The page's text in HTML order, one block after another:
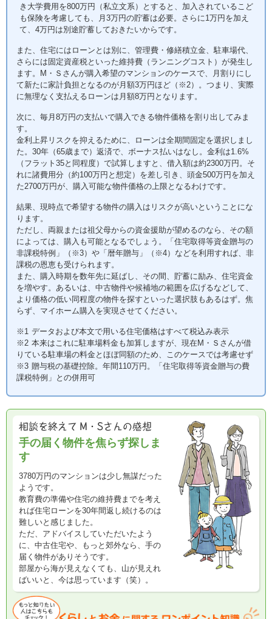
き大学費用を800万円（私立文系）とすると、加入されているこど
も保険を考慮しても、月3万円の貯蓄は必要。さらに1万円を加え
て、4万円は別途貯蓄しておきたいからです。
また、住宅にはローンとは別に、管理費・修繕積立金、駐車場代、
さらには固定資産税といった維持費（ランニングコスト）が発生し
ます。M・Ｓさんが購入希望のマンションのケースで、月割りにし
て新たに家計負担となるのが月額3万円ほど（※2）。つまり、実際
に無理なく支払えるローンは月額8万円となります。
次に、毎月8万円の支払いで購入できる物件価格を割り出してみま
す。
金利上昇リスクを抑えるために、ローンは全期間固定を選択しまし
た。30年（65歳まで）返済で、ボーナス払いはなし。金利は1.6%
（フラット35と同程度）で試算しますと、借入額は約2300万円。そ
れに諸費用分（約100万円と想定）を差し引き、頭金500万円を加え
た2700万円が、購入可能な物件価格の上限となるわけです。
結果、現時点で希望する物件の購入はリスクが高いということにな
ります。
ただし、両親または祖父母からの資金援助が望めるのなら、その額
によっては、購入も可能となるでしょう。「住宅取得等資金贈与の
非課税特例」（※3）や「暦年贈与」（※4）などを利用すれば、非
課税の恩恵も受けられます。
また、購入時期を数年先に延ばし、その間、貯蓄に励み、住宅資金
を増やす。あるいは、中古物件や候補地の範囲を広げるなどして、
より価格の低い同程度の物件を探すといった選択肢もあるはず。焦
らず、マイホーム購入を実現させてください。
※1 データおよび本文で用いる住宅価格はすべて税込み表示
※2 本来はこれに駐車場料金も加算しますが、現在M・Ｓさんが借
りている駐車場の料金とほぼ同額のため、このケースでは考慮せず
※3 贈与税の基礎控除。年間110万円。「住宅取得等資金贈与の費
課税特例」との併用可
手の届く物件を焦らず探しま
す
3780万円のマンションは少し無謀だった
ようです。
教育費の準備や住宅の維持費までを考え
れば住宅ローンを30年間返し続けるのは
難しいと感じました。
ただ、アドバイスしていただいたよう
に、中古住宅や、もっと郊外なら、手の
届く物件がありそうです。
部屋から海が見えなくても、山が見えれ
ばいいと、今は思っています（笑）。